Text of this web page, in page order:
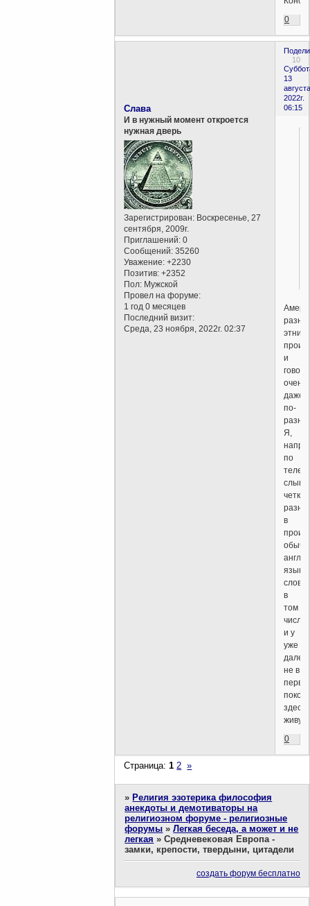
0
10
13
2022г.
06:15
Слава
И в нужный момент откроется
нужная дверь
Зарегистрирован: Воскресенье, 27
сентября, 2009г.
Приглашений: 0
Сообщений: 35260
Уважение: +2230
Позитив: +2352
Пол: Мужской
Провел на форуме:
1 год 0 месяцев
Последний визит:
Среда, 23 ноября, 2022г. 02:37
и
очень
даже
по-
Я,
по
слышу
четко
в
языка
слов
в
том
числе
и у
уже
не в
здесь
0
Страница:1 2 »
»Религия эзотерика философия
анекдоты и демотиваторы на
религиозном форуме - религиозные
форумы »Легкая беседа, а может и не
легкая »Средневековая Европа -
замки, крепости, твердыни, цитадели
создать форум бесплатно